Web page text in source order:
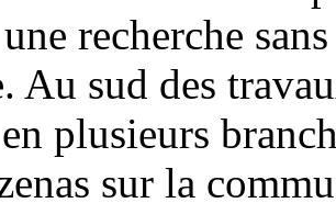
recherche
Au sud des
plusieurs
sur la